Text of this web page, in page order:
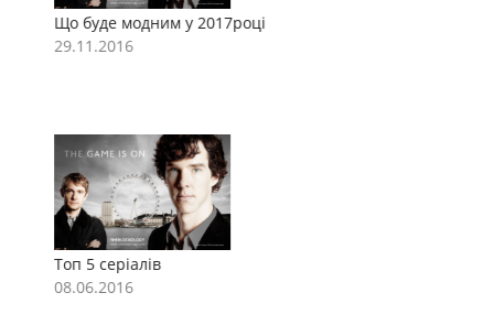
Що буде модним у 2017році
29.11.2016
Топ 5 серіалів
08.06.2016